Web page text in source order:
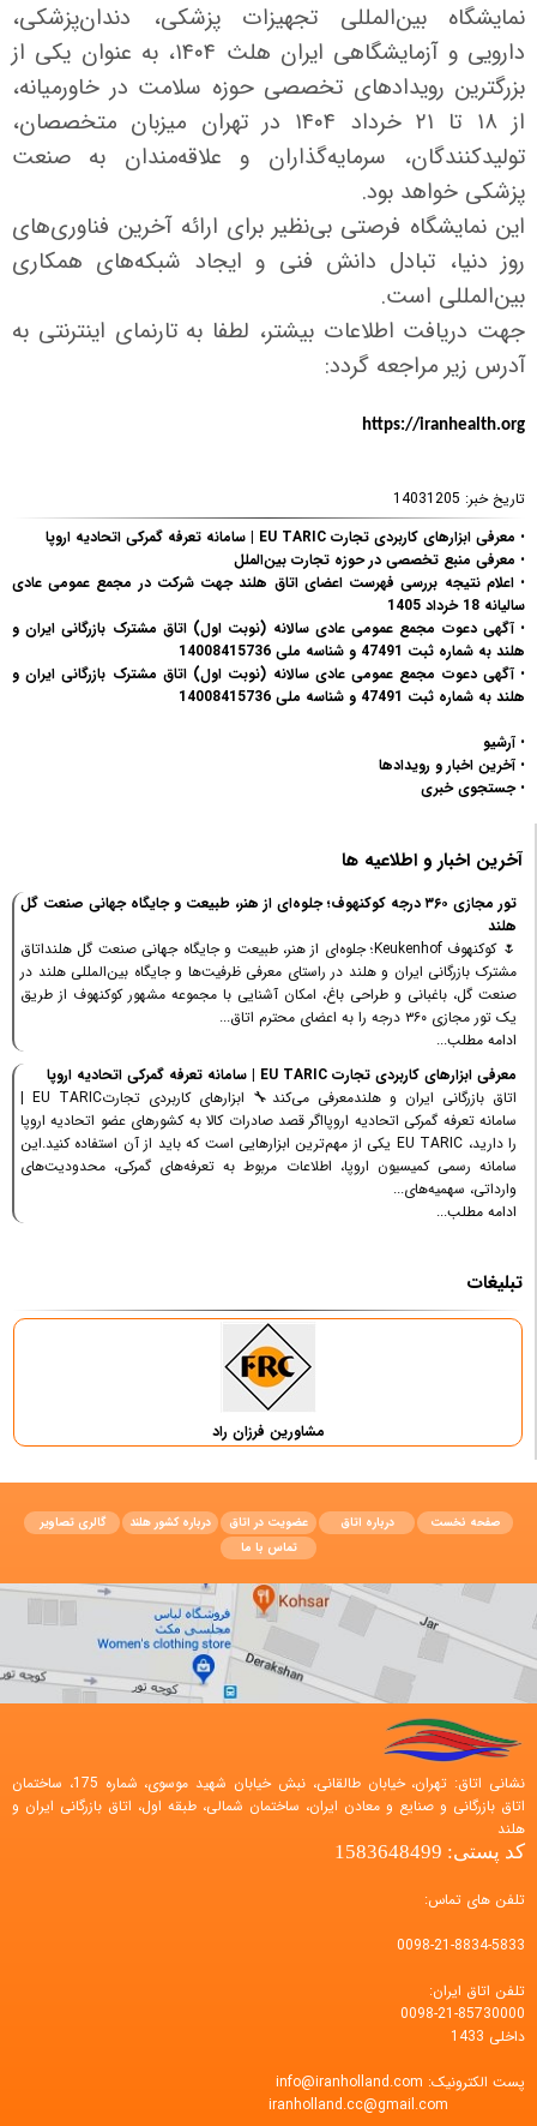
نمایشگاه بین‌المللی تجهیزات پزشکی، دندان‌پزشکی،
دارویی و آزمایشگاهی ایران هلث ۱۴۰۴، به عنوان یکی از
بزرگترین رویدادهای تخصصی حوزه سلامت در خاورمیانه،
از۱۸ تا ۲۱خرداد ۱۴۰۴ در تهران میزبان متخصصان،
تولیدکنندگان، سرمایه‌گذاران و علاقه‌مندان به صنعت
پزشکی خواهد بود.
این نمایشگاه فرصتی بی‌نظیر برای ارائه آخرین فناوری‌های
روز دنیا، تبادل دانش فنی و ایجاد شبکه‌های همکاری
بین‌المللی است.
جهت دریافت اطلاعات بیشتر، لطفا به تارنمای اینترنتی به
آدرس زیر مراجعه گردد:
https://iranhealth.org
تاریخ خبر: 14031205
• معرفی ابزارهای کاربردی تجارت EU TARIC | سامانه تعرفه گمرکی اتحادیه اروپا
• معرفی منبع تخصصی در حوزه تجارت بین‌الملل
•اعلام نتیجه بررسی فهرست اعضای اتاق هلند جهت شرکت در مجمع عمومی عادی
سالیانه 18 خرداد 1405
•آگهی دعوت مجمع عمومی عادی سالانه (نوبت اول) اتاق مشترک بازرگانی ایران و
هلند به شماره ثبت 47491 و شناسه ملی 14008415736
•آگهی دعوت مجمع عمومی عادی سالانه (نوبت اول) اتاق مشترک بازرگانی ایران و
هلند به شماره ثبت 47491 و شناسه ملی 14008415736
• آرشیو
• آخرین اخبار و رویدادها
•جستجوی خبری
آخرین اخبار و اطلاعیه ها
تور مجازی ۳۶۰ درجه کوکنهوف؛ جلوه‌ای از هنر، طبیعت و جایگاه جهانی صنعت گل
هلند
🌷 کوکنهوف Keukenhof؛ جلوه‌ای از هنر، طبیعت و جایگاه جهانی صنعت گل هلنداتاق
مشترک بازرگانی ایران و هلند در راستای معرفی ظرفیت‌ها و جایگاه بین‌المللی هلند در
صنعت گل، باغبانی و طراحی باغ، امکان آشنایی با مجموعه مشهور کوکنهوف از طریق
یک تور مجازی ۳۶۰ درجه را به اعضای محترم اتاق...
ادامه مطلب...
معرفی ابزارهای کاربردی تجارت EU TARIC | سامانه تعرفه گمرکی اتحادیه اروپا
اتاق بازرگانی ایران و هلندمعرفی می‌کند🔧 ابزارهای کاربردی تجارتEU TARIC |
سامانه تعرفه گمرکی اتحادیه اروپااگر قصد صادرات کالا به کشورهای عضو اتحادیه اروپا
را دارید، EU TARIC یکی از مهم‌ترین ابزارهایی است که باید از آن استفاده کنید.این
سامانه رسمی کمیسیون اروپا، اطلاعات مربوط به تعرفه‌های گمرکی، محدودیت‌های
وارداتی، سهمیه‌های...
ادامه مطلب...
تبلیغات
مشاورین فرزان راد
صفحه نخست درباره اتاق عضویت در اتاق درباره کشور هلند
گالری تصاویر
تماس با ما
نشانی اتاق: تهران، خیابان طالقانی، نبش خیابان شهید موسوی، شماره 175، ساختمان
اتاق بازرگانی و صنایع و معادن ایران، ساختمان شمالی، طبقه اول، اتاق بازرگانی ایران و
هلند
کد پستی: 1583648499
تلفن های تماس:
0098-21-8834-5833
تلفن اتاق ایران:
0098-21-85730000
داخلی 1433
پست الکترونیک: info@iranholland.com
iranholland.cc@gmail.com